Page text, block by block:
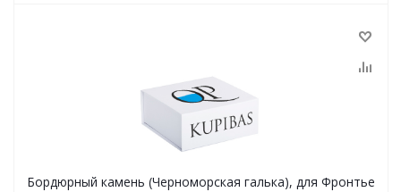
Бордюрный камень (Черноморская галька), для Фронтье